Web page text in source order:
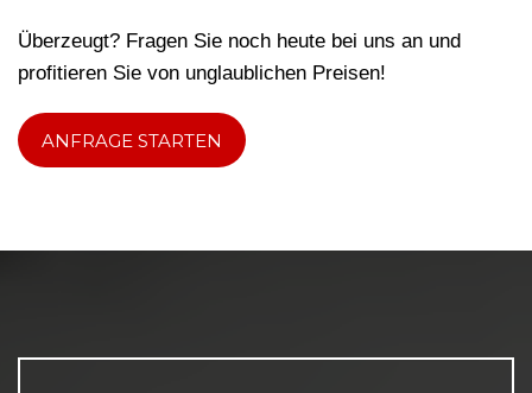
Überzeugt? Fragen Sie noch heute bei uns an und
profitieren Sie von unglaublichen Preisen!
ANFRAGE STARTEN